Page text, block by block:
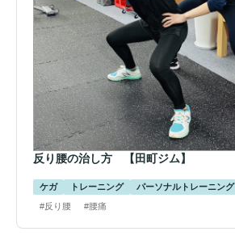
反り腰の治し方 【田町ジム】
ケガ トレーニング パーソナルトレーニング
#反り腰
#腰痛